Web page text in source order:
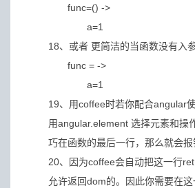
func=() ->
a=1
18、或者 更简洁的当函数没有入
func = ->
a=1
19、用coffee时若你配合angular
用angular.element 选择元素和操
巧在函数的最后一行，那么就会报
20、因为coffee会自动把这一行
允许返回dom的。因此你需要在